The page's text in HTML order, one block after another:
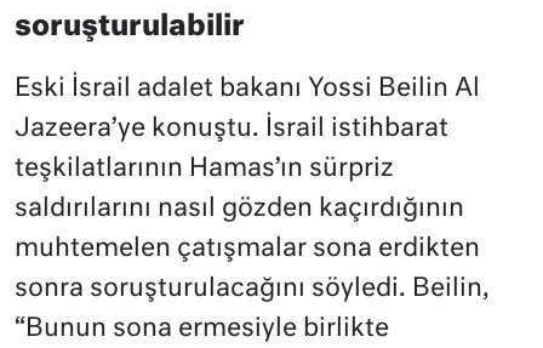
soruşturulabilir
Eski İsrail adalet bakanı Yossi Beilin Al
Jazeera’ye konuştu. İsrail istihbarat
teşkilatlarının Hamas’ın sürpriz
saldırılarını nasıl gözden kaçırdığının
muhtemelen çatışmalar sona erdikten
sonra soruşturulacağını söyledi. Beilin,
“Bunun sona ermesiyle birlikte